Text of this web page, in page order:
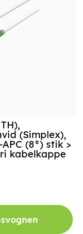
(Simplex),
(8°) stik >
kabelkappe